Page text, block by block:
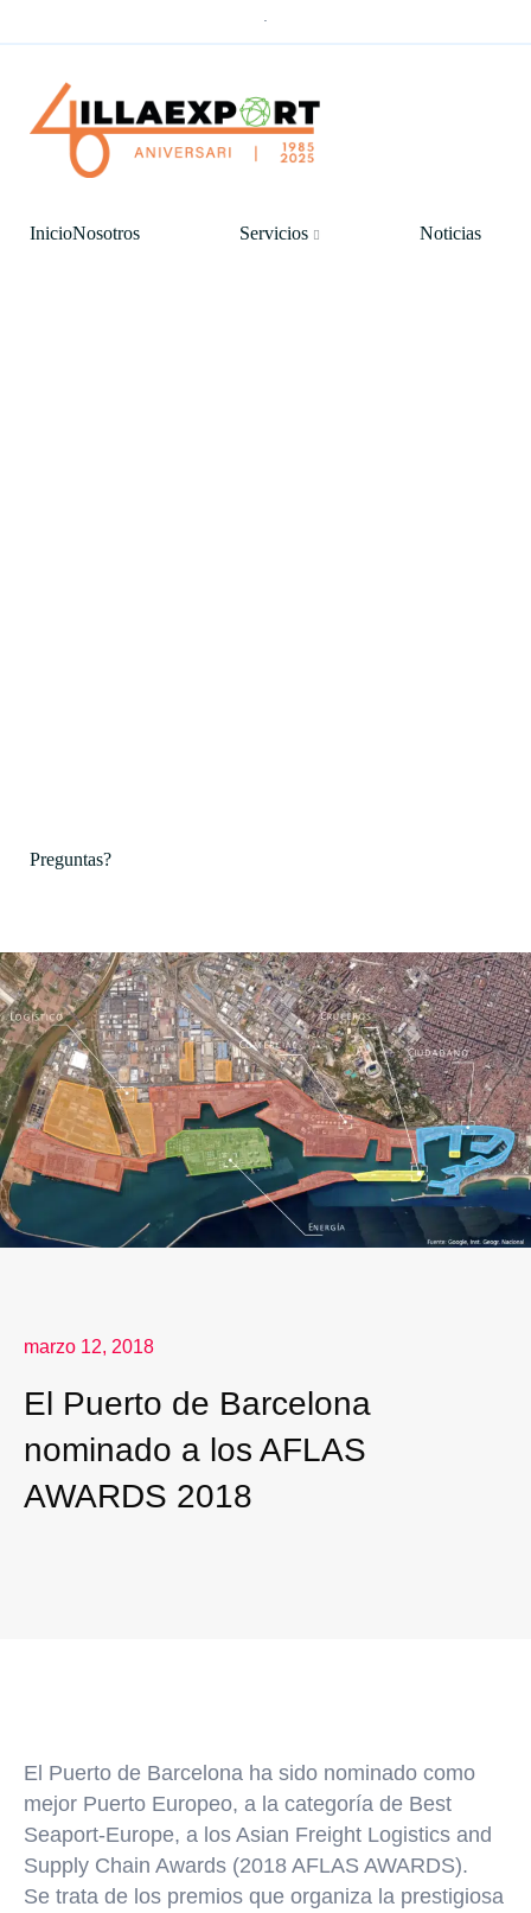
InicioNosotros Servicios Noticias
Preguntas?
marzo 12, 2018
El Puerto de Barcelona
nominado a los AFLAS
AWARDS 2018
El Puerto de Barcelona ha sido nominado como
mejor Puerto Europeo, a la categoría de Best
Seaport-Europe, a los Asian Freight Logistics and
Supply Chain Awards (2018 AFLAS AWARDS).
Se trata de los premios que organiza la prestigiosa